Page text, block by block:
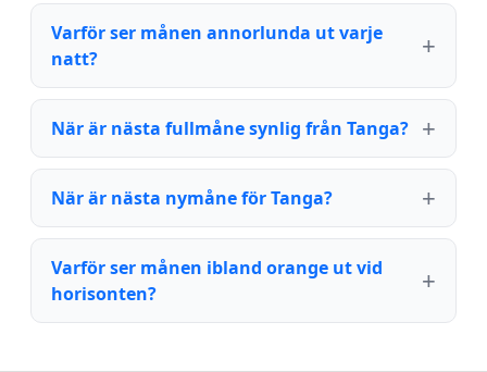
Varför ser månen annorlunda ut varje
natt?
När är nästa fullmåne synlig från Tanga?
När är nästa nymåne för Tanga?
Varför ser månen ibland orange ut vid
horisonten?